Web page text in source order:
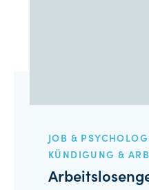
JOB &
KÜNDIGUNG &